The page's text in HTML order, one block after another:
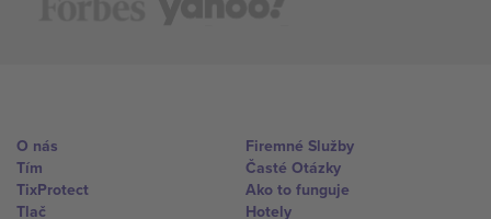
O nás
Tím
TixProtect
Tlač
Firemné Služby
Časté Otázky
Ako to funguje
Hotely